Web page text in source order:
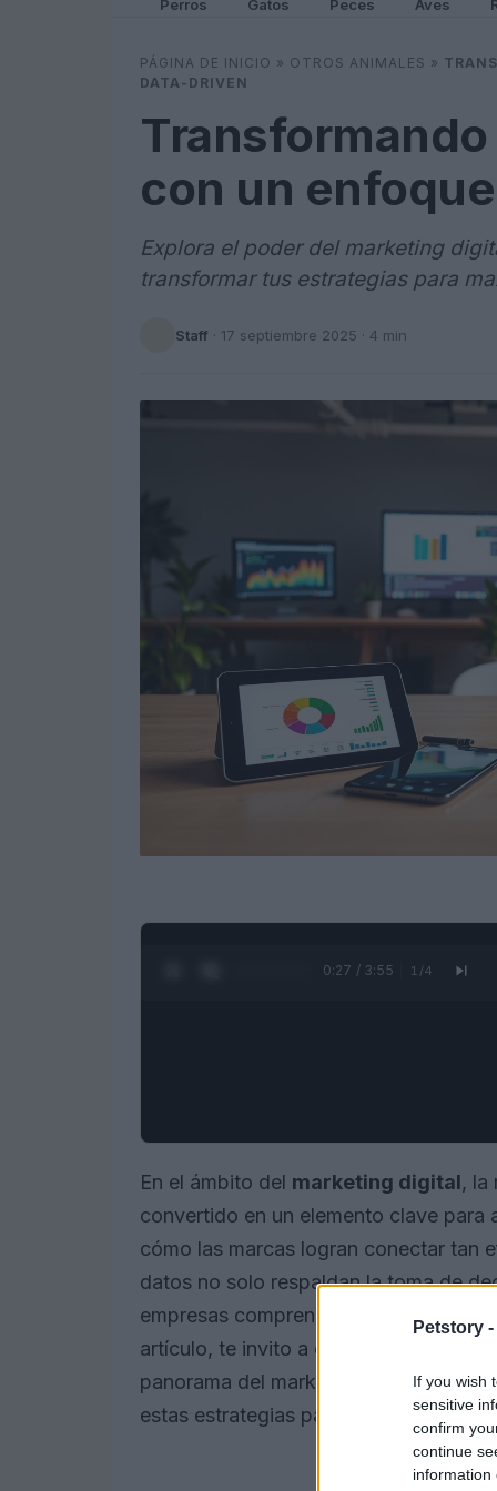
Petstory -
If you wish
sensitive
confirm
continue
information
Perros Gatos Peces Aves
PÁGINA DE INICIO » OTROS ANIMALES »
DATA-DRIVEN
con un
Explora el poder del marketing
transformar tus estrategias para
Staff · 17 septiembre 2025 · 4 min
0:28 / 3:55 1 /4
En el ámbito del marketing digital, la
convertido en un elemento clave para
cómo las marcas logran conectar tan
datos no solo respaldan la toma de
empresas comprender mejor a sus
artículo, te invito a explorar cómo un
panorama del marketing digital.
estas estrategias para lograr